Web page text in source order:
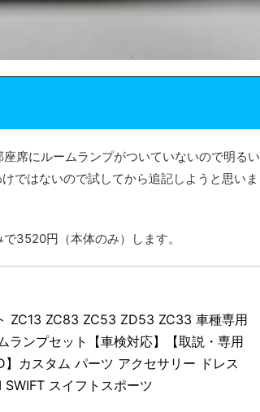
席にルームランプがついていないので明るい
ではないので試してから追記しようと思いま
3520円（本体のみ）します。
ZC13 ZC83 ZC53 ZD53 ZC33 車種専用
ランプセット【車検対応】【取説・専用
】カスタム パーツ アクセサリー ドレス
SWIFT スイフトスポーツ